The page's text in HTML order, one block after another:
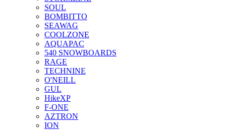
SOUL
BOMBITTO
SEAWAG
COOLZONE
AQUAPAC
540 SNOWBOARDS
RAGE
TECHNINE
O'NEILL
GUL
HikeXP
F-ONE
AZTRON
ION